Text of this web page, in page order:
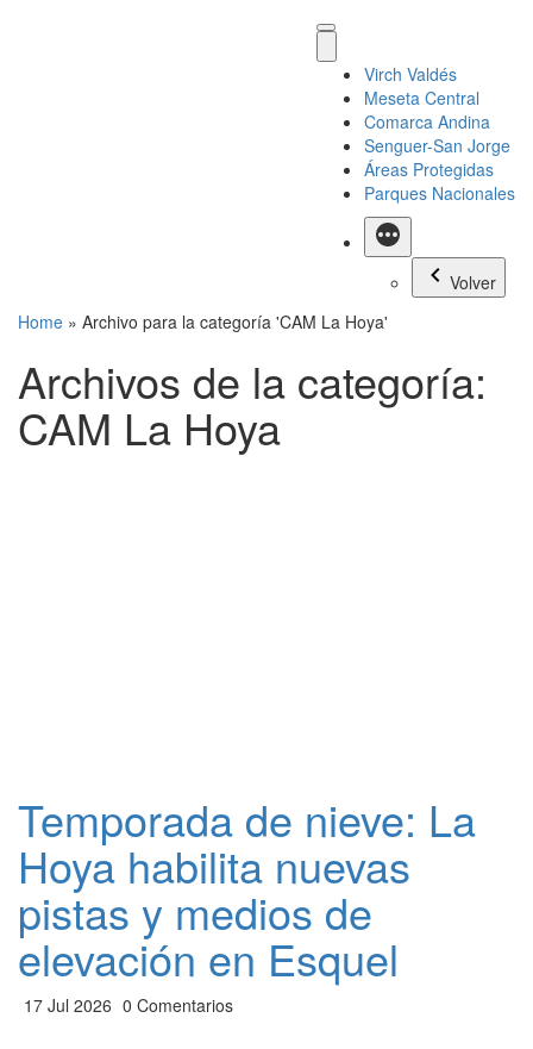
Virch Valdés
Meseta Central
Comarca Andina
Senguer-San Jorge
Áreas Protegidas
Parques Nacionales
Más
Volver
Home » Archivo para la categoría 'CAM La Hoya'
Archivos de la categoría:
CAM La Hoya
Temporada de nieve: La
Hoya habilita nuevas
pistas y medios de
elevación en Esquel
17 Jul 2026 0 Comentarios